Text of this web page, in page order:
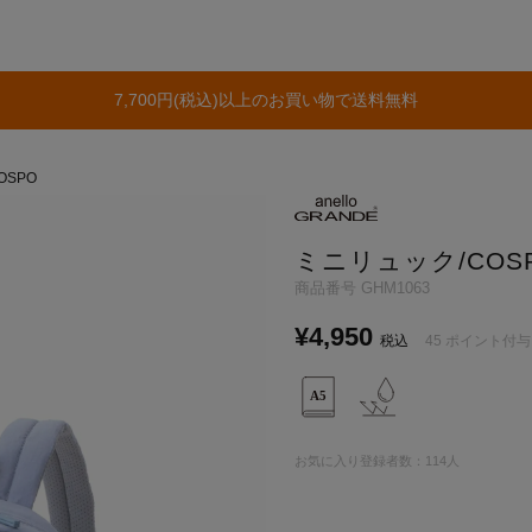
7,700円(税込)以上のお買い物で送料無料
ミニリュック/
商品番号 GHM1063
¥4,950 税込 45 ポイント付与
お気に入り登録者数： 114 人